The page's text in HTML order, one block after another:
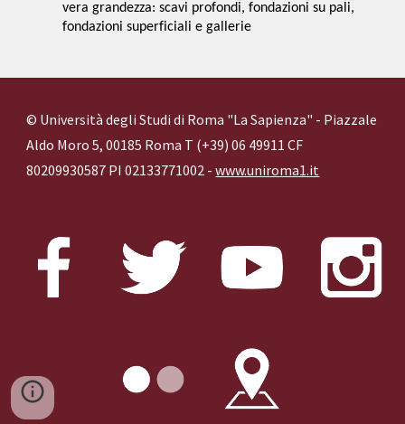
vera grandezza: scavi profondi, fondazioni su pali,
fondazioni superficiali e gallerie
© Università degli Studi di Roma "La Sapienza" - Piazzale
Aldo Moro 5, 00185 Roma T (+39) 06 49911 CF
80209930587 PI 02133771002 -www.uniroma1.it